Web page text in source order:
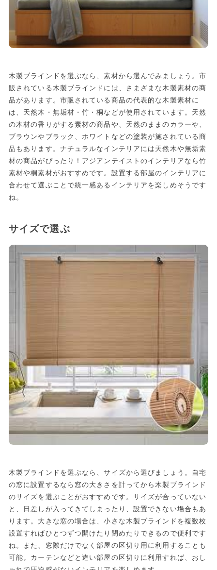
木製ブラインドを選ぶなら、素材から選んでみましょう。市
販されている木製ブラインドには、さまざまな木製素材の商
品があります。市販されている商品の代表的な木製素材に
は、天然木・無垢材・竹・桐などが使用されています。天然
の木材の香りがする素材の商品や、天然のままのカラーや、
ブラウンやブラック、ホワイトなどの塗装が施されている商
品もあります。ナチュラルなインテリアには天然木や無垢素
材の商品がぴったり！アジアンテイストのインテリアなら竹
素材や桐素材がおすすめです。設置する部屋のインテリアに
合わせて選ぶことで統一感あるインテリアを楽しめそうです
ね。
サイズで選ぶ
木製ブラインドを選ぶなら、サイズから選びましょう。自宅
の窓に設置するなら窓の大きさを計ってから木製ブラインド
のサイズを選ぶことがおすすめです。サイズが合っていない
と、日差しが入ってきてしまったり、設置できない場合もあ
ります。大きな窓の場合は、小さな木製ブラインドを複数枚
設置すればひとつずつ開けたり閉めたりできるので便利です
ね。また、窓際だけでなく部屋の区切り用に利用することも
可能。カーテンなどと違い部屋の区切りに利用すれば、おし